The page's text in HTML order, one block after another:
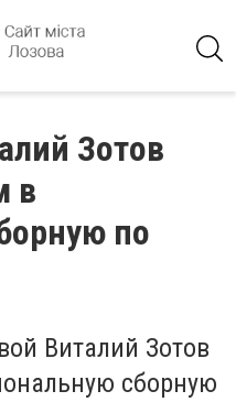
Зотов
в
по
Виталий Зотов
сборную